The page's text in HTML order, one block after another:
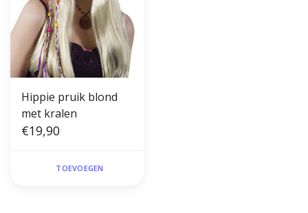
Hippie pruik blond
met kralen
€19,90
TOEVOEGEN